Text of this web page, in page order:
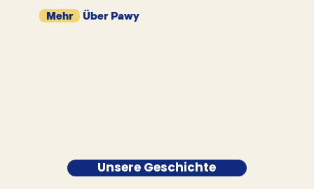
Mehr Über Pawy
Unsere Geschichte